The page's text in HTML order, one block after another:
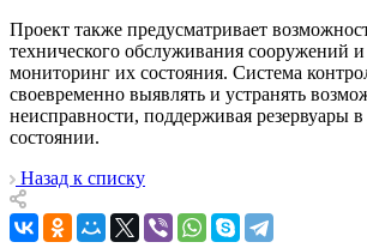
Проект также предусматривает
технического обслуживания сооружений
мониторинг их состояния. Система
своевременно выявлять и устранять
неисправности, поддерживая резервуары
состоянии.
Назад к списку